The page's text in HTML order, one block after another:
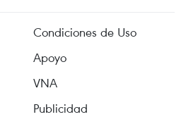
Condiciones de Uso
Apoyo
VNA
Publicidad